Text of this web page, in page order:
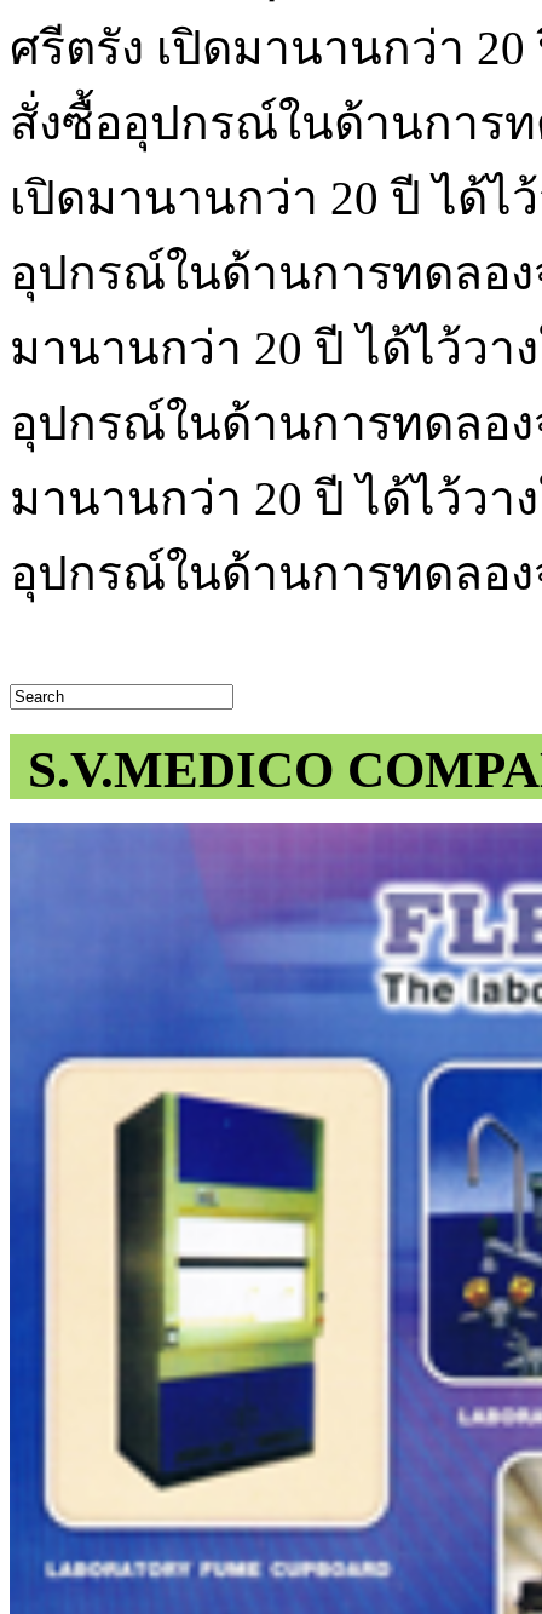
ศรีตรัง เปิดมานานกว่า 20
สั่งซื้ออุปกรณ์ในด้านการ
เปิดมานานกว่า 20 ปี ได้ไ
อุปกรณ์ในด้านการทดลอ
มานานกว่า 20 ปี ได้ไว้วา
อุปกรณ์ในด้านการทดลอ
มานานกว่า 20 ปี ได้ไว้วา
อุปกรณ์ในด้านการทดลอ
S.V.MEDICO